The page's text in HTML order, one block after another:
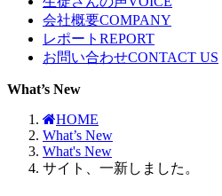
会社概要COMPANY
レポート REPORT
お問い合わせCONTACT US
What’s New
HOME
What’s New
What's New
サイト、一新しました。